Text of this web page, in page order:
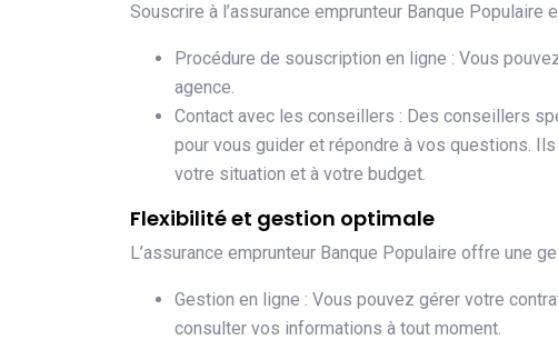
Souscrire à l’assurance emprunteur Banque
Procédure de souscription en ligne : Vous
agence.
Contact avec les conseillers : Des conseillers
pour vous guider et répondre à vos questions.
votre situation et à votre budget.
Flexibilité et gestion optimale
L’assurance emprunteur Banque Populaire offre une
Gestion en ligne : Vous pouvez gérer votre
consulter vos informations à tout moment.